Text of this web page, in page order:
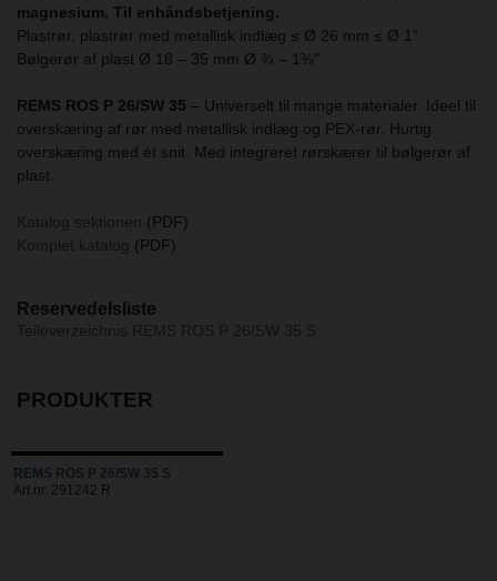
magnesium. Til enhåndsbetjening.
Plastrør, plastrør med metallisk indlæg ≤ Ø 26 mm ≤ Ø 1"
Bølgerør af plast Ø 18 – 35 mm Ø ¾ – 1⅜"
REMS ROS P 26/SW 35 – Universelt til mange materialer. Ideel til
overskæring af rør med metallisk indlæg og PEX-rør. Hurtig
overskæring med ét snit. Med integreret rørskærer til bølgerør af
plast.
Katalog sektionen (PDF)
Komplet katalog (PDF)
Reservedelsliste
Teileverzeichnis REMS ROS P 26/SW 35 S
PRODUKTER
REMS ROS P 26/SW 35 S
Art.nr. 291242 R